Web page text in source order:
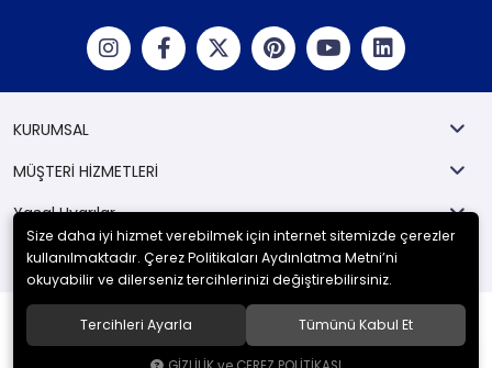
KURUMSAL
MÜŞTERİ HİZMETLERİ
Yasal Uyarılar
Kategoriler
© 2024Berka İş Güvenliği. Tüm hakları saklıdır.
Size daha iyi hizmet verebilmek için internet sitemizde çerezler
kullanılmaktadır. Çerez Politikaları Aydınlatma Metni’ni
okuyabilir ve dilerseniz tercihlerinizi değiştirebilirsiniz.
Tercihleri Ayarla Tümünü Kabul Et